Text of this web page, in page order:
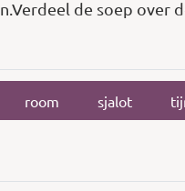
de soep over
room sjalot